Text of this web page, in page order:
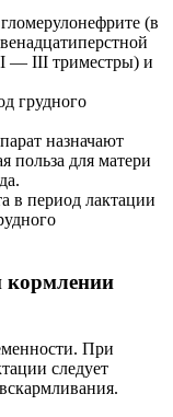
(в
— III триместры) и
грудного
назначают
польза для матери
в период лактации
кормлении
При
следует